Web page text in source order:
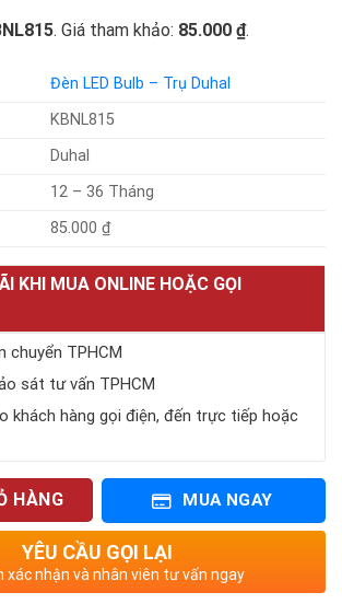
. Giá tham khảo: 85.000 ₫.
Đèn LED Bulb – Trụ Duhal
KBNL815
Duhal
12 – 36 Tháng
85.000 ₫
KHI MUA ONLINE HOẶC GỌI
chuyển TPHCM
sát tư vấn TPHCM
khách hàng gọi điện, đến trực tiếp hoặc
HÀNG MUA NGAY
YÊU CẦU GỌI LẠI
xác nhận và nhân viên tư vấn ngay